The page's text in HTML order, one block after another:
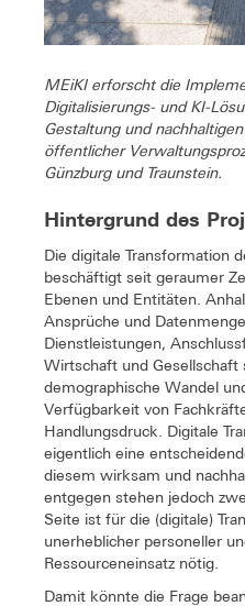
MEiKI erforscht die
Digitalisierungs- und KI-
Gestaltung und
öffentlicher
Günzburg und Traunstein.
Hintergrund des
Die digitale Transformation
beschäftigt seit geraumer
Ebenen und Entitäten.
Ansprüche und
Dienstleistungen,
Wirtschaft und
demographische Wandel
Verfügbarkeit von
Handlungsdruck. Digitale
eigentlich eine
diesem wirksam und
entgegen stehen jedoch
Seite ist für die (digitale)
unerheblicher personeller
Ressourceneinsatz nötig.
Damit könnte die Frage